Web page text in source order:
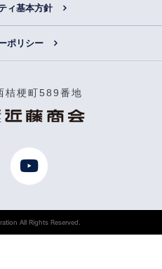
ィ基本方針
ポリシー
桔梗町589番地
All Rights Reserved.